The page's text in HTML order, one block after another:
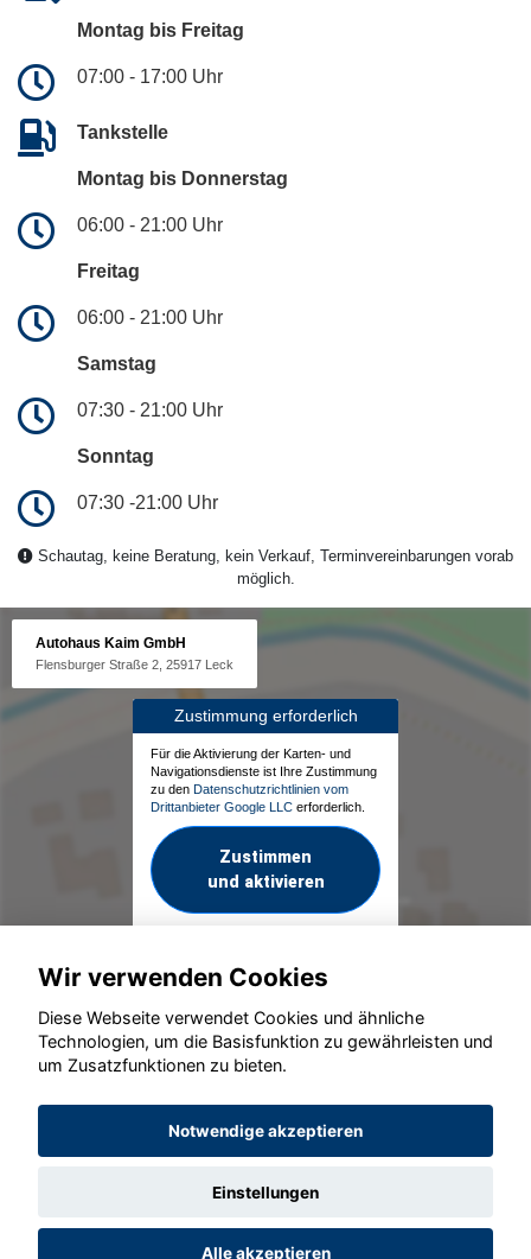
Montag bis Freitag
07:00 - 17:00 Uhr
Tankstelle
Montag bis Donnerstag
06:00 - 21:00 Uhr
Freitag
06:00 - 21:00 Uhr
Samstag
07:30 - 21:00 Uhr
Sonntag
07:30 -21:00 Uhr
Schautag, keine Beratung, kein Verkauf, Terminvereinbarungen vorab
möglich.
Autohaus Kaim GmbH
Flensburger Straße 2, 25917 Leck
Zustimmung erforderlich
Für die Aktivierung der Karten- und
Navigationsdienste ist Ihre Zustimmung
zu den Datenschutzrichtlinien vom
Drittanbieter Google LLC erforderlich.
Zustimmen
und aktivieren
© konjunkturmotor.de GmbH 2020 - 2026
Wir verwenden Cookies
Diese Webseite verwendet Cookies und ähnliche
Technologien, um die Basisfunktion zu gewährleisten und
um Zusatzfunktionen zu bieten.
Notwendige akzeptieren
Einstellungen
Alle akzeptieren